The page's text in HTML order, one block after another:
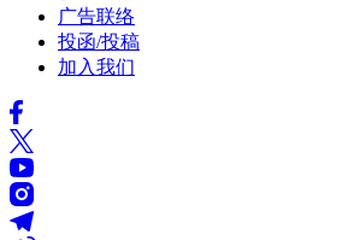
广告联络
投函/投稿
加入我们